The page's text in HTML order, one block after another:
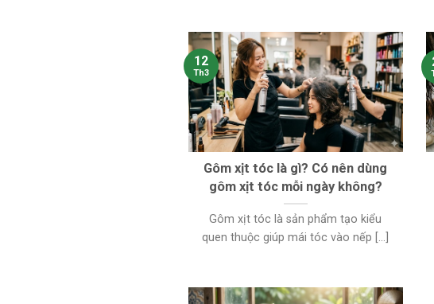
Gôm xịt tóc là gì? Có nên dùng
gôm xịt tóc mỗi ngày không?
Gôm xịt tóc là sản phẩm tạo kiểu
quen thuộc giúp mái tóc vào nếp [...]
12
Th3